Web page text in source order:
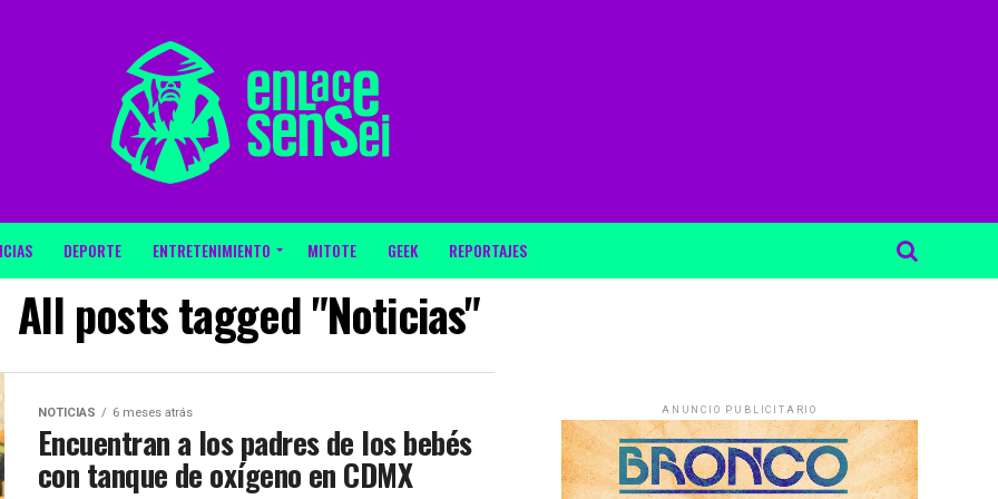
DEPORTE ENTRETENIMIENTO MITOTE GEEK REPORTAJES
All posts tagged "Noticias"
NOTICIAS 6 meses atrás
Encuentran a los padres de los bebés
con tanque de oxígeno en CDMX
ANUNCIO PUBLICITARIO